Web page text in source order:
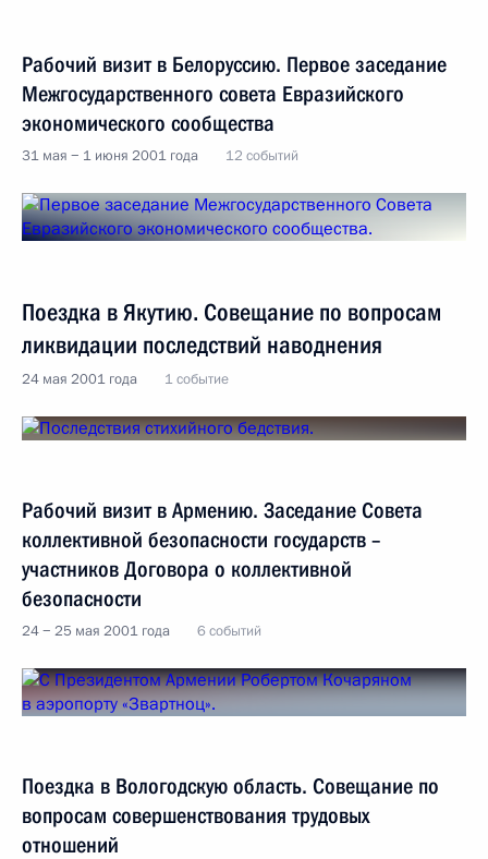
Рабочий визит в Белоруссию. Первое заседание
Межгосударственного совета Евразийского
экономического сообщества
31 мая − 1 июня 2001 года 12 событий
Поездка в Якутию. Совещание по вопросам
ликвидации последствий наводнения
24 мая 2001 года 1 событие
Рабочий визит в Армению. Заседание Совета
коллективной безопасности государств –
участников Договора о коллективной
безопасности
24 − 25 мая 2001 года 6 событий
Поездка в Вологодскую область. Совещание по
вопросам совершенствования трудовых
отношений